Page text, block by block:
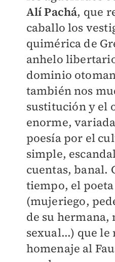
Alí Pachá, que
caballo los
quimérica de
anhelo
dominio
también nos
sustitución y el
enorme,
poesía por el
simple,
cuentas, banal.
tiempo, el poeta
(mujeriego,
de su hermana,
sexual...) que
homenaje al